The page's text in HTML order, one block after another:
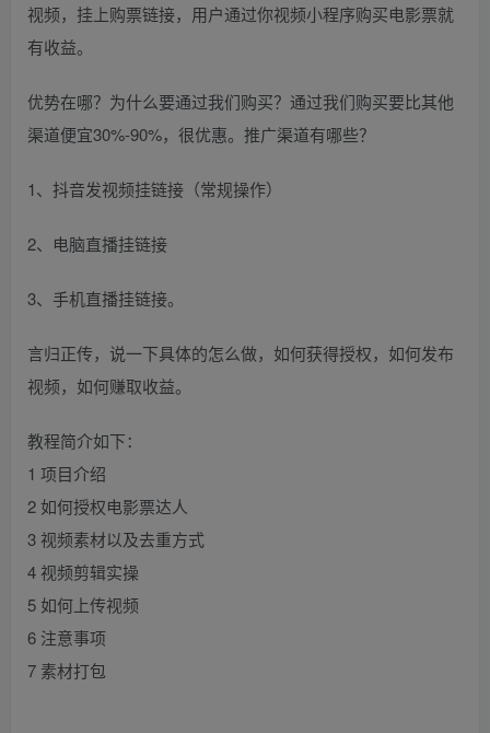
视频，挂上购票链接，用户通过你视频小程序购买电影票就
有收益。
优势在哪？为什么要通过我们购买？通过我们购买要比其他
渠道便宜30%-90%，很优惠。推广渠道有哪些？
1、抖音发视频挂链接（常规操作）
2、电脑直播挂链接
3、手机直播挂链接。
言归正传，说一下具体的怎么做，如何获得授权，如何发布
视频，如何赚取收益。
教程简介如下：
1 项目介绍
2 如何授权电影票达人
3 视频素材以及去重方式
4 视频剪辑实操
5 如何上传视频
6 注意事项
7 素材打包